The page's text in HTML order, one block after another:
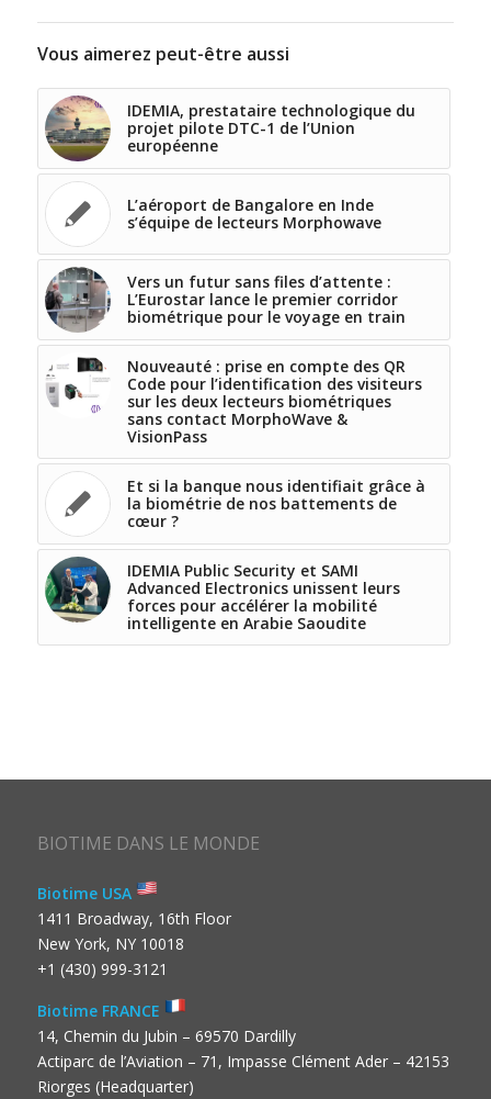
Vous aimerez peut-être aussi
IDEMIA, prestataire technologique du
projet pilote DTC-1 de l’Union
européenne
L’aéroport de Bangalore en Inde
s’équipe de lecteurs Morphowave
Vers un futur sans files d’attente :
L’Eurostar lance le premier corridor
biométrique pour le voyage en train
Nouveauté : prise en compte des QR
Code pour l’identification des visiteurs
sur les deux lecteurs biométriques
sans contact MorphoWave &
VisionPass
Et si la banque nous identifiait grâce à
la biométrie de nos battements de
cœur ?
IDEMIA Public Security et SAMI
Advanced Electronics unissent leurs
forces pour accélérer la mobilité
intelligente en Arabie Saoudite
BIOTIME DANS LE MONDE
Biotime USA
1411 Broadway, 16th Floor
New York, NY 10018
+1 (430) 999-3121
Biotime FRANCE
14, Chemin du Jubin – 69570 Dardilly
Actiparc de l’Aviation – 71, Impasse Clément Ader – 42153
Riorges (Headquarter)